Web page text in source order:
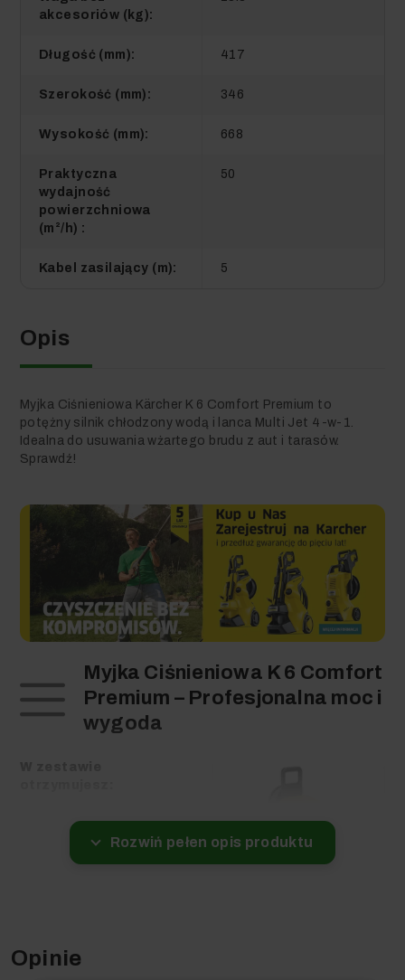
1 663,74 zł
1 656,68 zł
akcesoriów (kg):
Długość (mm): 417
Szerokość (mm): 346
Wysokość (mm): 668
Praktyczna
wydajność
powierzchniowa
(m²/h) :
50
Kabel zasilający (m): 5
Opis
Myjka Ciśnieniowa Kärcher K 6 Comfort Premium to
potężny silnik chłodzony wodą i lanca Multi Jet 4-w-1.
Idealna do usuwania wżartego brudu z aut i tarasów.
Sprawdź!
Myjka Ciśnieniowa K 6 Comfort
Premium – Profesjonalna moc i
wygoda
K 6 Comfort Premium
Lanca Multi Jet 4-w-1 (4
funkcje w jednej lancy)
m PremiumFlex (anti-twist)
Zintegrowany bęben na
Rozwiń pełen opis produktu
Opinie